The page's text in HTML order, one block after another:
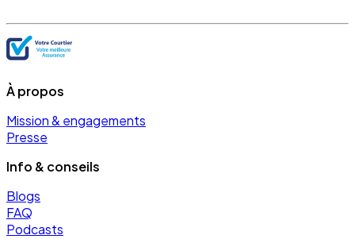
À propos
Mission & engagements
Presse
Info & conseils
Blogs
FAQ
Podcasts